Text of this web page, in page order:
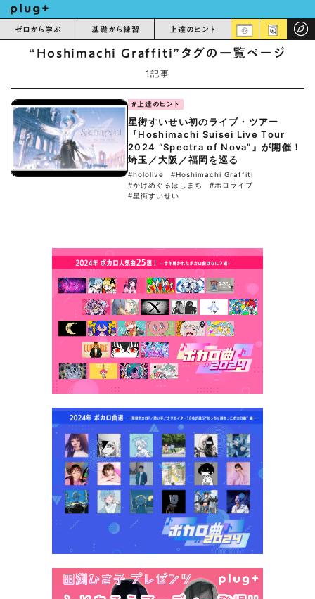
ゼロから学ぶ 基礎から練習 上達のヒント
“Hoshimachi Graffiti”タグの一覧ページ
1記事
#上達のヒント
星街すいせい初のライブ・ツアー
『Hoshimachi Suisei Live Tour
2024 “Spectra of Nova”』が開催！
埼玉／大阪／福岡を巡る
#hololive
#Hoshimachi Graffiti
#かけめぐるほしまち
#ホロライブ
#星街すいせい